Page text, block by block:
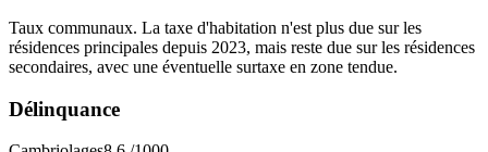
Taux communaux. La taxe d'habitation n'est plus due sur les
résidences principales depuis 2023, mais reste due sur les résidences
secondaires, avec une éventuelle surtaxe en zone tendue.
Délinquance